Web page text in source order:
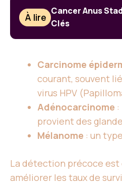
À lire
Cancer Anus
Clés
Carcinome
courant, souvent
virus HPV
Adénocarcinome
provient des
Mélanome : un
La détection précoce est
améliorer les taux de